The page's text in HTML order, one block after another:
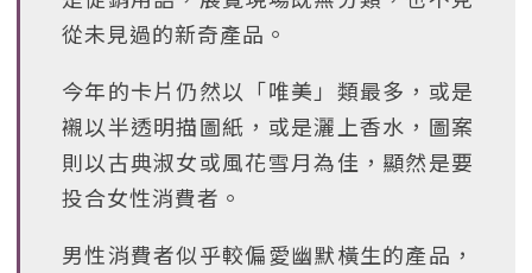
從未見過的新奇產品。
今年的卡片仍然以「唯美」類最多，或是
襯以半透明描圖紙，或是灑上香水，圖案
則以古典淑女或風花雪月為佳，顯然是要
投合女性消費者。
男性消費者似乎較偏愛幽默橫生的產品，